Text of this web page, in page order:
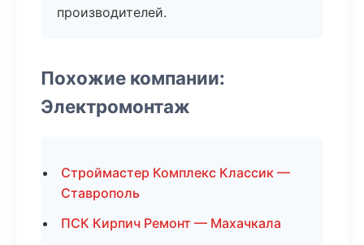
производителей.
Похожие компании:
Электромонтаж
Строймастер Комплекс Классик —
Ставрополь
ПСК Кирпич Ремонт — Махачкала